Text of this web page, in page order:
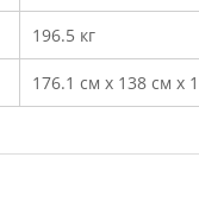
196.5 кг
176.1 см x 138 см x